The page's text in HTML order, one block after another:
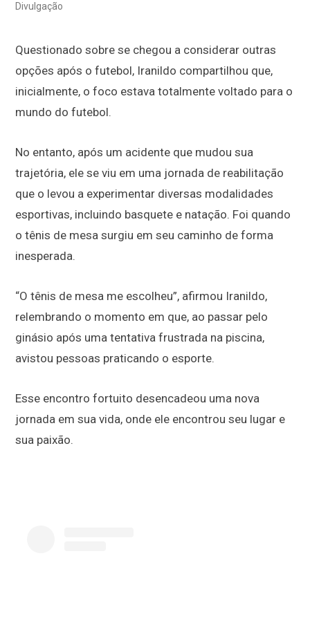
Divulgação
Questionado sobre se chegou a considerar outras
opções após o futebol, Iranildo compartilhou que,
inicialmente, o foco estava totalmente voltado para o
mundo do futebol.
No entanto, após um acidente que mudou sua
trajetória, ele se viu em uma jornada de reabilitação
que o levou a experimentar diversas modalidades
esportivas, incluindo basquete e natação. Foi quando
o tênis de mesa surgiu em seu caminho de forma
inesperada.
“O tênis de mesa me escolheu”, afirmou Iranildo,
relembrando o momento em que, ao passar pelo
ginásio após uma tentativa frustrada na piscina,
avistou pessoas praticando o esporte.
Esse encontro fortuito desencadeou uma nova
jornada em sua vida, onde ele encontrou seu lugar e
sua paixão.